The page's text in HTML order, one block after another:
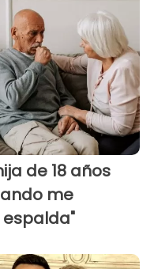
de 18 años
me
espalda"